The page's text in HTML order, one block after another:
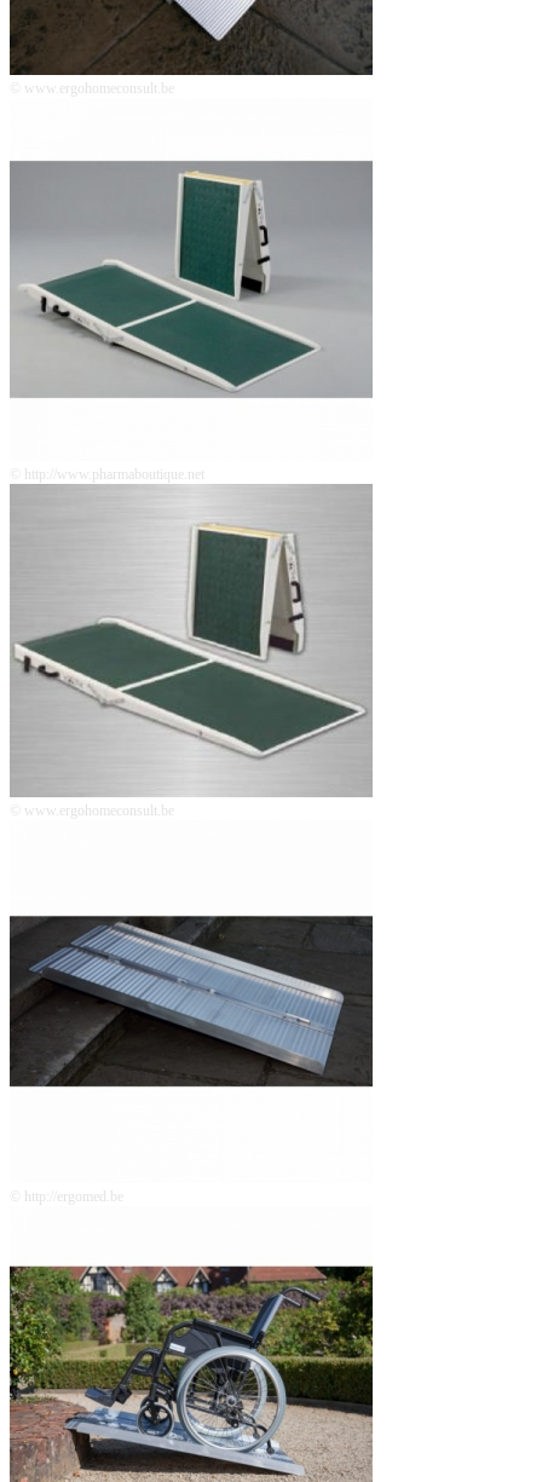
© www.ergohomeconsult.be
© http://www.pharmaboutique.net
© www.ergohomeconsult.be
© http://ergomed.be